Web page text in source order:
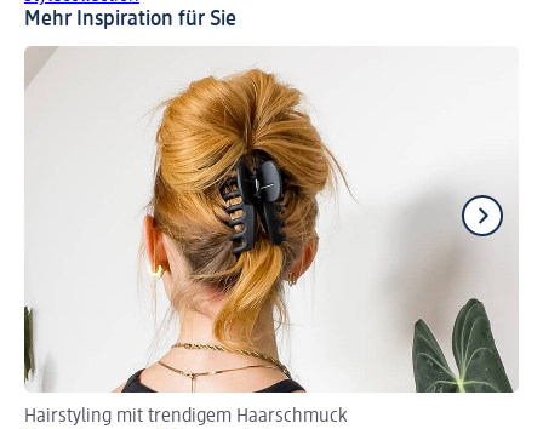
Mehr Inspiration für Sie
Hairstyling mit trendigem Haarschmuck